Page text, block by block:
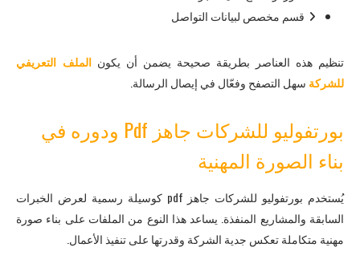
قسم مخصص لبيانات التواصل
تنظيم هذه العناصر بطريقة صحيحة يضمن أن يكون الملف التعريفي
للشركة سهل التصفح وفعّال في إيصال الرسالة.
بورتفوليو للشركات جاهز Pdf ودوره في
بناء الصورة المهنية
يُستخدم بورتفوليو للشركات جاهز pdf كوسيلة رسمية لعرض الخبرات
السابقة والمشاريع المنفذة. يساعد هذا النوع من الملفات على بناء صورة
مهنية متكاملة تعكس جدية الشركة وقدرتها على تنفيذ الأعمال.